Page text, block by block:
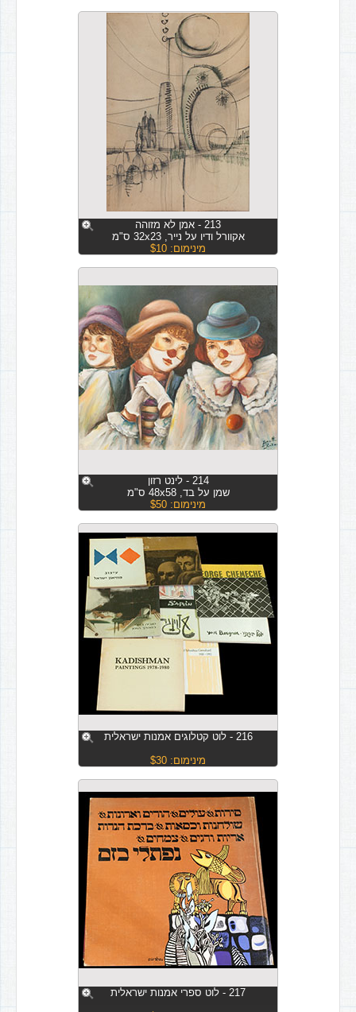
213 - אמן לא מזוהה
אקוורל ודיו על נייר, 32x23 ס"מ
מינימום: $10
214 - לינט רזון
שמן על בד, 48x58 ס"מ
מינימום: $50
216 - לוט קטלוגים אמנות ישראלית
מינימום: $30
217 - לוט ספרי אמנות ישראלית